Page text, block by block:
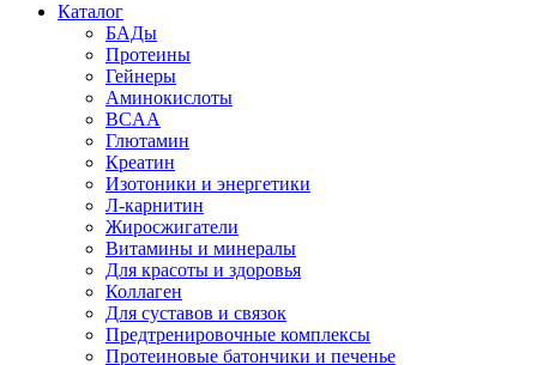
Каталог
БАДы
Протеины
Гейнеры
Аминокислоты
BCAA
Глютамин
Креатин
Изотоники и энергетики
Л-карнитин
Жиросжигатели
Витамины и минералы
Для красоты и здоровья
Коллаген
Для суставов и связок
Предтренировочные комплексы
Протеиновые батончики и печенье